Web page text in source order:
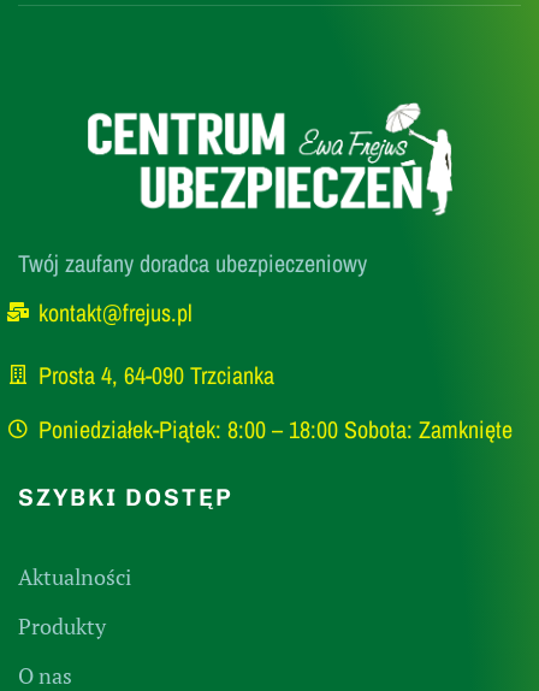
Twój zaufany doradca ubezpieczeniowy
kontakt@frejus.pl
Prosta 4, 64-090 Trzcianka
Poniedziałek-Piątek: 8:00 – 18:00 Sobota: Zamknięte
SZYBKI DOSTĘP
Aktualności
Produkty
O nas